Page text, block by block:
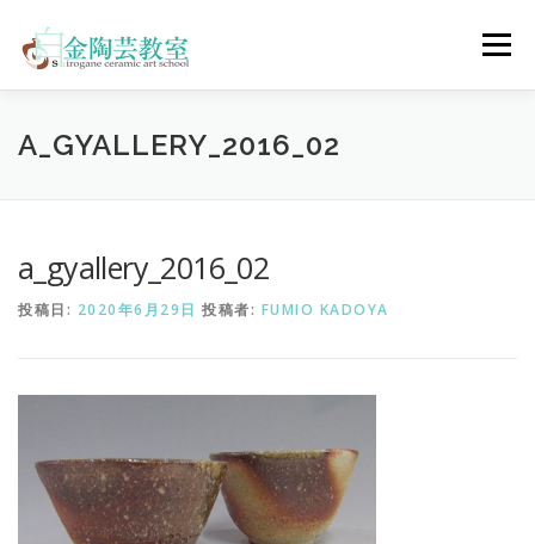
メニュー
陶芸体験コース ウェディングコース
ENGLISH
A_GYALLERY_2016_02
a_gyallery_2016_02
投稿日: 2020年6月29日 投稿者: FUMIO KADOYA